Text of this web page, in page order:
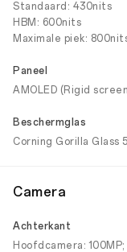
Standaard: 430nits
HBM: 600nits
Maximale piek:
Paneel
AMOLED (Rigid
Beschermglas
Corning Gorilla Glass
Camera
Achterkant
Hoofdcamera: